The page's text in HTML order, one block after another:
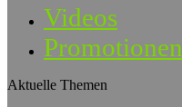
Videos
Promotionen
Aktuelle Themen